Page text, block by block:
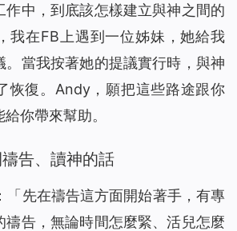
作中，到底該怎樣建立與神之間的
我在FB上遇到一位姊妹，她給我
。當我按著她的提議實行時，與神
恢復。Andy，願把這些路途跟你
你帶來幫助。
告、讀神的話
「 先在禱告這方面開始著手，有專
禱告，無論時間怎麼緊、活兒怎麼